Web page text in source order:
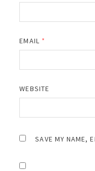
EMAIL *
WEBSITE
SAVE MY NAME,